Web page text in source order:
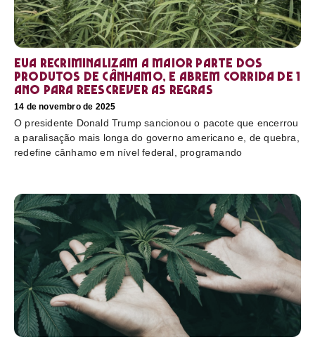
EUA recriminalizam a maior parte dos
produtos de cânhamo, e abrem corrida de 1
ano para reescrever as regras
14 de novembro de 2025
O presidente Donald Trump sancionou o pacote que encerrou
a paralisação mais longa do governo americano e, de quebra,
redefine cânhamo em nível federal, programando